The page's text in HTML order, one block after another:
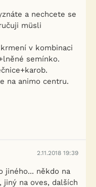
a nechcete se
müsli
v kombinaci
semínko.
na animo centru.
2.11.2018 19:39
jiného... někdo na
na oves, dalších